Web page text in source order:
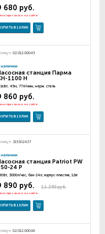
680 руб.
при заказе на сайте
КУПИТЬ В 1 КЛИК
02.012.00045
станция Парма
1100 Н
1кВт, 45м, 77л/мин, нерж. сталь
860 руб.
при заказе на сайте
КУПИТЬ В 1 КЛИК
315302437
станция Patriot PW
24 P
3000л/час, бак-24л, корпус-пластик, 12кг
11 290 руб.
890 руб.
при заказе на сайте
КУПИТЬ В 1 КЛИК
02.012.00046